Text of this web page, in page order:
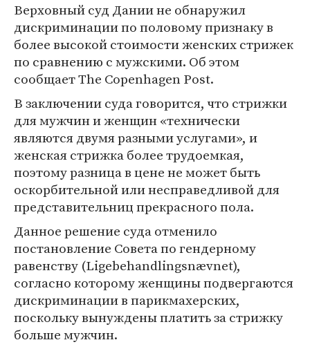
Верховный суд Дании не обнаружил
дискриминации по половому признаку в
более высокой стоимости женских стрижек
по сравнению с мужскими. Об этом
сообщает The Copenhagen Post.
В заключении суда говорится, что стрижки
для мужчин и женщин «технически
являются двумя разными услугами», и
женская стрижка более трудоемкая,
поэтому разница в цене не может быть
оскорбительной или несправедливой для
представительниц прекрасного пола.
Данное решение суда отменило
постановление Совета по гендерному
равенству (Ligebehandlingsnævnet),
согласно которому женщины подвергаются
дискриминации в парикмахерских,
поскольку вынуждены платить за стрижку
больше мужчин.